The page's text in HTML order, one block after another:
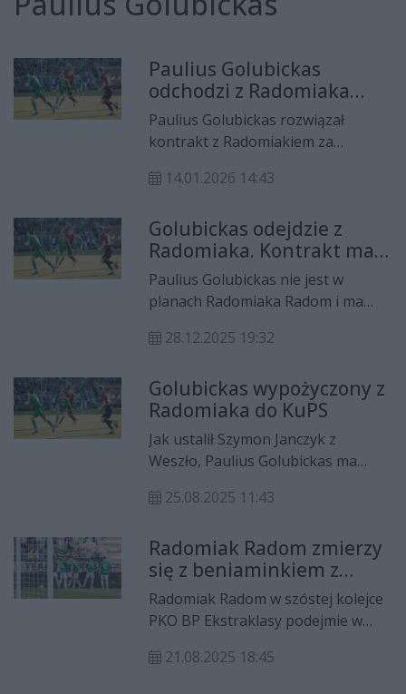
Paulius Golubickas
odchodzi z Radomiaka
Radom
Paulius Golubickas rozwiązał
kontrakt z Radomiakiem za
14.01.2026 14:43
Golubickas odejdzie z
Radomiaka. Kontrakt ma
zostać rozwiązany
Paulius Golubickas nie jest w
planach Radomiaka Radom i ma
Weszło, reprezentant Litwy dostał
pracodawcy, a umowa ma zostać
rozwiązana za porozumieniem
stron.
28.12.2025 19:32
Golubickas wypożyczony z
Radomiaka do KuPS
Jak ustalił Szymon Janczyk z
Weszło, Paulius Golubickas ma
Radom do KuPS Kuopio, mistrza
europejskich pucharach,
najpewniej w Lidze Konferencji
Europy.
25.08.2025 11:43
Radomiak Radom zmierzy
się z beniaminkiem z
Niecieczy. Zieloni chcą
wrócić na zwycięską
Radomiak Radom w szóstej kolejce
PKO BP Ekstraklasy podejmie w
Termalicę Nieciecza. Zieloni będą
21.08.2025 18:45